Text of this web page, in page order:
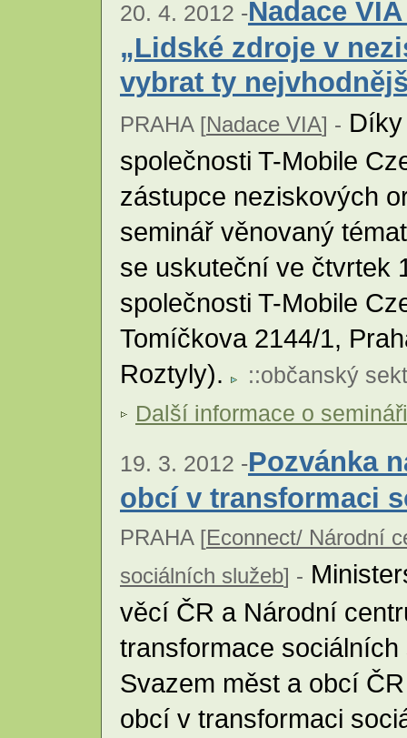
20. 4. 2012 -Nadace
„Lidské zdroje v
vybrat ty
PRAHA [Nadace VIA] -
společnosti T-Mobile
zástupce neziskových
seminář věnovaný
se uskuteční ve čtvrtek
společnosti T-Mobile
Tomíčkova 2144/1,
Roztyly).
::občanský
Další informace o semináři
19. 3. 2012 -Pozvánka
obcí v transformaci
PRAHA [Econnect/ Národní
sociálních služeb] -
věcí ČR a Národní
transformace
Svazem měst a obcí
obcí v transformaci